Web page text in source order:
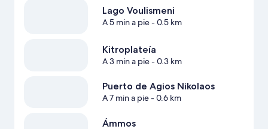
Lago Voulismeni
A 5 min a pie- 0.5 km
Kitroplateía
A 3 min a pie- 0.3 km
Puerto de Agios Nikolaos
A 7 min a pie- 0.6 km
Ámmos